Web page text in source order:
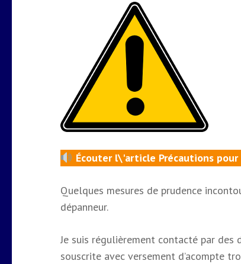
Écouter l\'article Précautions
Quelques mesures de prudence
dépanneur.
Je suis régulièrement contacté par des
souscrite avec versement d’acompte